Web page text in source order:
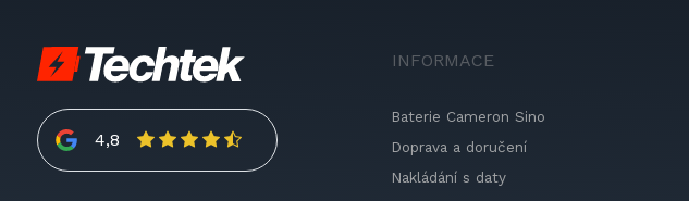
4,8
INFORMACE
Baterie Cameron Sino
Doprava a doručení
Nakládání s daty